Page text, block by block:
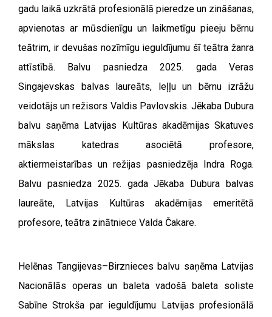
gadu laikā uzkrātā profesionālā pieredze un zināšanas,
apvienotas ar mūsdienīgu un laikmetīgu pieeju bērnu
teātrim, ir devušas nozīmīgu ieguldījumu šī teātra žanra
attīstībā. Balvu pasniedza 2025. gada Veras
Singajevskas balvas laureāts, leļļu un bērnu izrāžu
veidotājs un režisors Valdis Pavlovskis. Jēkaba Dubura
balvu saņēma Latvijas Kultūras akadēmijas Skatuves
mākslas katedras asociētā profesore,
aktiermeistarības un režijas pasniedzēja Indra Roga.
Balvu pasniedza 2025. gada Jēkaba Dubura balvas
laureāte, Latvijas Kultūras akadēmijas emeritētā
profesore, teātra zinātniece Valda Čakare.
Helēnas Tangijevas–Birznieces balvu saņēma Latvijas
Nacionālās operas un baleta vadošā baleta soliste
Sabīne Strokša par ieguldījumu Latvijas profesionālā